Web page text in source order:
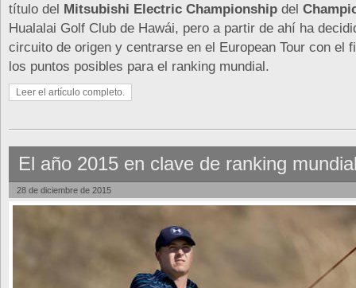
título del Mitsubishi Electric Championship del
Hualalai Golf Club de Hawái, pero a partir de ahí ha
circuito de origen y centrarse en el European Tour con el
los puntos posibles para el ranking mundial.
Leer el artículo completo.
El año 2015 en clave de ranking
28 de diciembre de 2015